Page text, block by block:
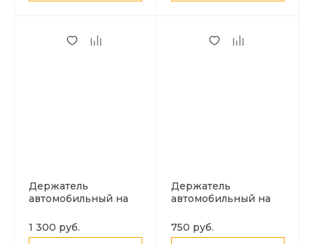
Держатель
автомобильный на
для телефонов 6.1-7
дюймов, серый
1 300 руб.
Держатель
автомобильный на
для телефонов 4.5-7
дюймов, серый
750 руб.